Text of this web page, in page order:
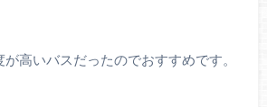
高いバスだったのでおすすめです。